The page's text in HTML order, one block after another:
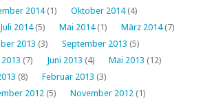
2014(1) Oktober 2014(4)
Juli 2014(5) Mai 2014(1) März 2014(7)
2013 (3) September 2013 (5)
2013 (7) Juni 2013 (4) Mai 2013 (12)
(8) Februar 2013 (3)
2012 (5) November 2012 (1)